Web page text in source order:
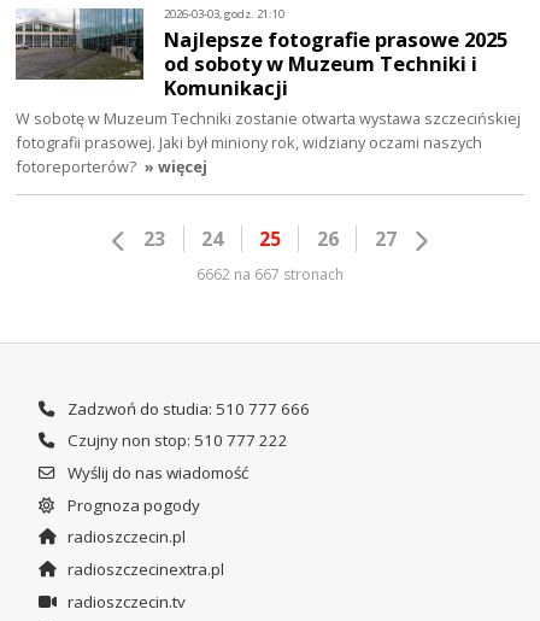
2026-03-03, godz. 21:10
Najlepsze fotografie prasowe 2025
od soboty w Muzeum Techniki i
Komunikacji
W sobotę w Muzeum Techniki zostanie otwarta wystawa szczecińskiej
fotografii prasowej. Jaki był miniony rok, widziany oczami naszych
fotoreporterów? » więcej
23 24 25 26 27
6662 na 667 stronach
Zadzwoń do studia: 510 777 666
Czujny non stop: 510 777 222
Wyślij do nas wiadomość
Prognoza pogody
radioszczecin.pl
radioszczecinextra.pl
radioszczecin.tv